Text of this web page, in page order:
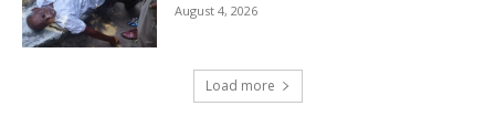
August 4, 2026
Load more